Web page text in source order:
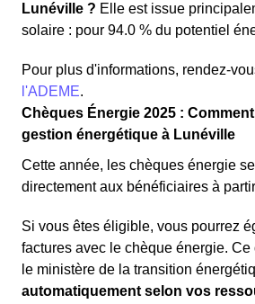
Lunéville ? Elle est issue
solaire : pour 94.0 % du potentiel
Pour plus d'informations, rendez-
l'ADEME.
Chèques Énergie 2025 :
gestion énergétique à Lunéville
Cette année, les chèques énergie
directement aux bénéficiaires à
Si vous êtes éligible, vous pourrez
factures avec le chèque énergie.
le ministère de la transition
automatiquement selon vos